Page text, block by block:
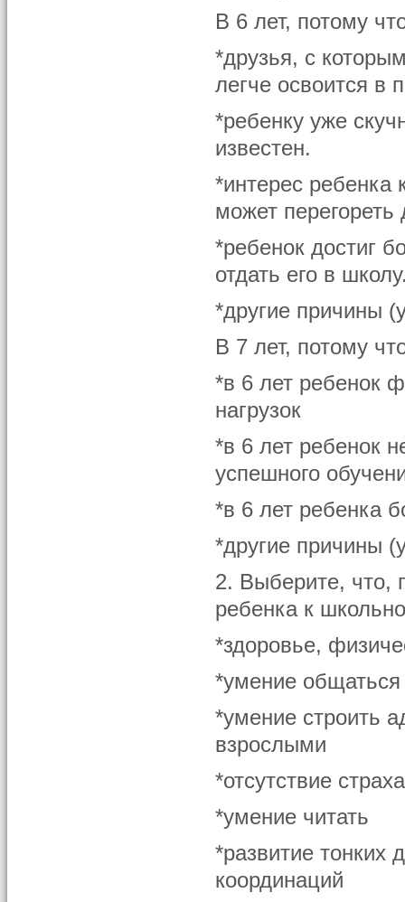
В 6 лет, потому
*друзья, с
легче освоится в
*ребенку уже
известен.
*интерес
может перегореть
*ребенок достиг
отдать его в
*другие причины
В 7 лет, потому
*в 6 лет ребенок
нагрузок
*в 6 лет ребенок
успешного
*в 6 лет ребенка
*другие причины
2. Выберите, что,
ребенка к
*здоровье,
*умение
*умение строить
взрослыми
*отсутствие
*умение читать
*развитие тонких
координаций